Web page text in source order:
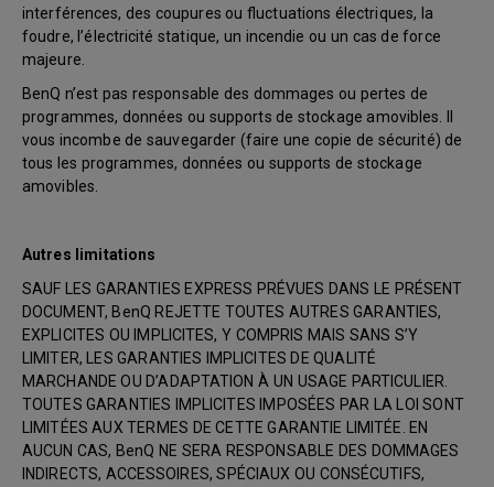
interférences, des coupures ou fluctuations électriques, la
foudre, l’électricité statique, un incendie ou un cas de force
majeure.
BenQ n’est pas responsable des dommages ou pertes de
programmes, données ou supports de stockage amovibles. Il
vous incombe de sauvegarder (faire une copie de sécurité) de
tous les programmes, données ou supports de stockage
amovibles.
Autres limitations
SAUF LES GARANTIES EXPRESS PRÉVUES DANS LE PRÉSENT
DOCUMENT, BenQ REJETTE TOUTES AUTRES GARANTIES,
EXPLICITES OU IMPLICITES, Y COMPRIS MAIS SANS S’Y
LIMITER, LES GARANTIES IMPLICITES DE QUALITÉ
MARCHANDE OU D’ADAPTATION À UN USAGE PARTICULIER.
TOUTES GARANTIES IMPLICITES IMPOSÉES PAR LA LOI SONT
LIMITÉES AUX TERMES DE CETTE GARANTIE LIMITÉE. EN
AUCUN CAS, BenQ NE SERA RESPONSABLE DES DOMMAGES
INDIRECTS, ACCESSOIRES, SPÉCIAUX OU CONSÉCUTIFS,